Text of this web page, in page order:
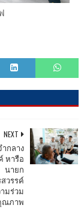
NEXT
ำกลาง
หารือ
นายก
วรรค์
มร่วม
ณภาพ